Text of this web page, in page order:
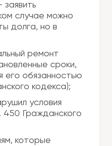
случае можно
долга, но в
ремонт
сроки,
его обязанностью
кодекса);
условия
450 Гражданского
которые